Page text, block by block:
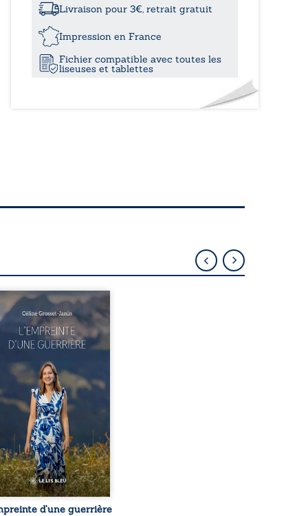
aliénantLivraison pour 3€, retrait gratuit
Impression en France
Fichier compatible avec toutes les
liseuses et tablettes
reste-t-il de l’enfance
la maladie impose ses
règles ? L’empreinte
guerrière livre, sans
le récit d’un quotidien
par la maladie
l’errance médicale
longues hospitalisations.
y raconte ce que les
médicaux taisent : la
l’isolement, l’épuisement
et le sentiment de ne pas ...
d’une guerrière